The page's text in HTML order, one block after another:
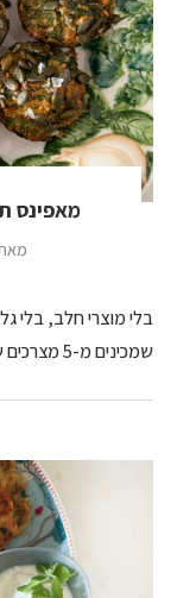
מאפינס
בלי מוצרי חלב, בלי
שמכינים מ-5 מצרכים שיש בבית